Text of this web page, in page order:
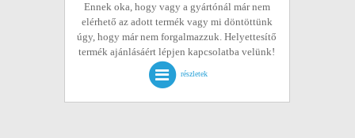
Ennek oka, hogy vagy a gyártónál már nem
elérhető az adott termék vagy mi döntöttünk
úgy, hogy már nem forgalmazzuk. Helyettesítő
termék ajánlásáért lépjen kapcsolatba velünk!
részletek